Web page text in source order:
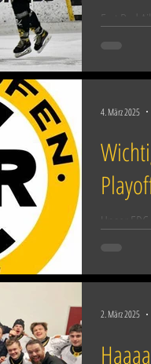
Erst Bad
Unser
4. März 2025
2. März 2025